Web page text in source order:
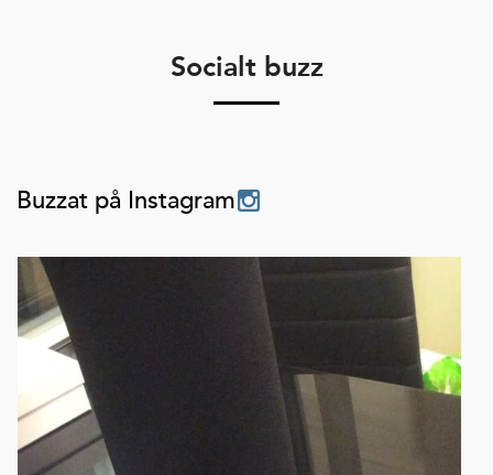
Socialt buzz
Buzzat på Instagram